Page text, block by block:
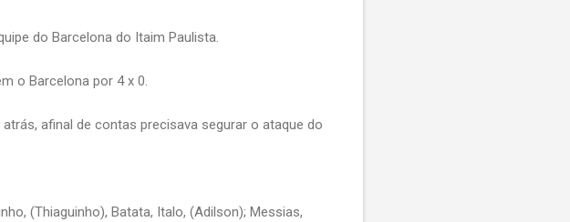
do Barcelona do Itaim Paulista.
o Barcelona por 4 x 0.
afinal de contas precisava segurar o ataque do
(Thiaguinho), Batata, Italo, (Adilson); Messias,